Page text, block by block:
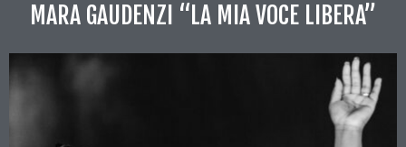
MARA GAUDENZI “LA MIA VOCE LIBERA”